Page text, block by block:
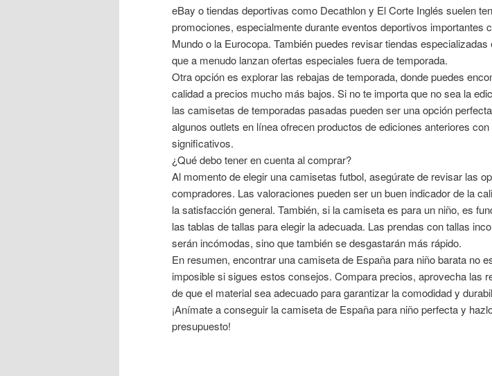
eBay o tiendas deportivas como Decathlon y El Corte Inglés suelen
promociones, especialmente durante eventos deportivos importantes
Mundo o la Eurocopa. También puedes revisar tiendas especializadas
que a menudo lanzan ofertas especiales fuera de temporada.
Otra opción es explorar las rebajas de temporada, donde puedes
calidad a precios mucho más bajos. Si no te importa que no sea la
las camisetas de temporadas pasadas pueden ser una opción
algunos outlets en línea ofrecen productos de ediciones anteriores
significativos.
¿Qué debo tener en cuenta al comprar?
Al momento de elegir una camisetas futbol, asegúrate de revisar las
compradores. Las valoraciones pueden ser un buen indicador de la
la satisfacción general. También, si la camiseta es para un niño, es
las tablas de tallas para elegir la adecuada. Las prendas con tallas
serán incómodas, sino que también se desgastarán más rápido.
En resumen, encontrar una camiseta de España para niño barata no
imposible si sigues estos consejos. Compara precios, aprovecha las
de que el material sea adecuado para garantizar la comodidad y
¡Anímate a conseguir la camiseta de España para niño perfecta y
presupuesto!